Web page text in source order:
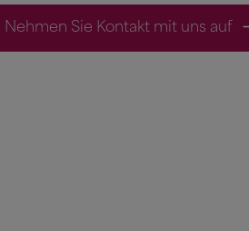
Nehmen Sie Kontakt mit uns auf